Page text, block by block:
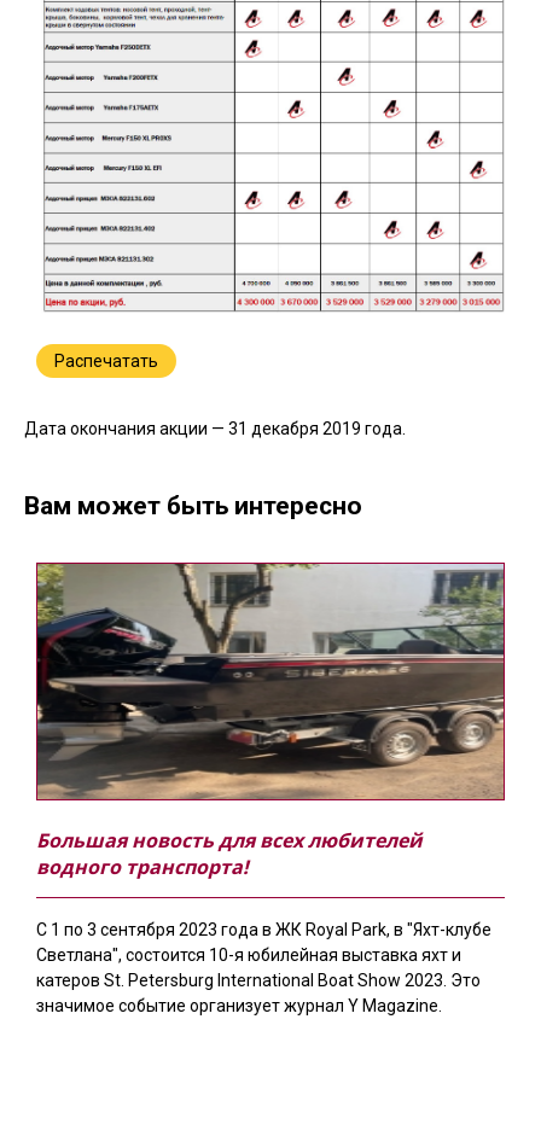
Распечатать
Дата окончания акции — 31 декабря 2019 года.
Вам может быть интересно
Большая новость для всех любителей
водного транспорта!
С 1 по 3 сентября 2023 года в ЖК Royal Park, в "Яхт-клубе
Светлана", состоится 10-я юбилейная выставка яхт и
катеров St. Petersburg International Boat Show 2023. Это
значимое событие организует журнал Y Magazine.